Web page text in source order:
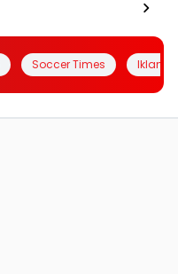
Soccer Times Iklanin